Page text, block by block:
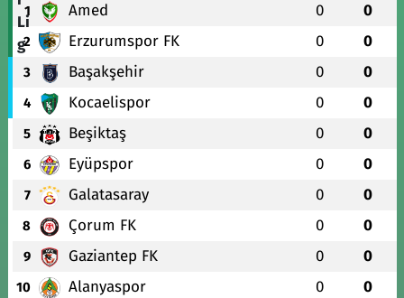
1 Amed 0 0
2 Erzurumspor FK 0 0
3 Başakşehir 0 0
4 Kocaelispor 0 0
5 Beşiktaş 0 0
6 Eyüpspor 0 0
7 Galatasaray 0 0
8 Çorum FK 0 0
9 Gaziantep FK 0 0
10 Alanyaspor 0 0